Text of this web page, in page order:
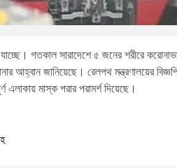
গতকাল সারাদেশে ৫ জনের শরীরে
আহ্বান জানিয়েছে। রেলপথ মন্ত্রণালয়ের
এলাকায় মাস্ক পরার পরামর্শ দিয়েছে।